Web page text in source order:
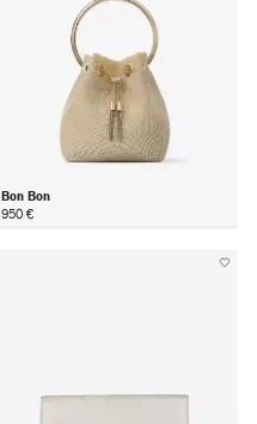
Bon Bon
950 €